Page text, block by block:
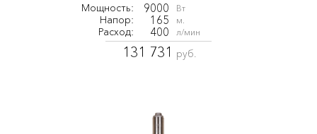
Мощность: 9000 Вт
Напор: 165 м.
Расход: 400 л/мин
131 731 руб.